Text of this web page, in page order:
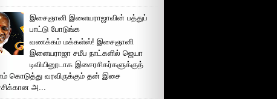
இசைஞானி இளையராஜாவின் பத்துப்
பாட்டு போடுங்க
வணக்கம் மக்கள்ஸ்! இசைஞானி
இளையராஜா சமீப நாட்களில் ஜெயா
டிவியினூடாக இசைரசிகர்களுக்குத்
கொடுத்து வரவிருக்கும் தன் இசை
அ...